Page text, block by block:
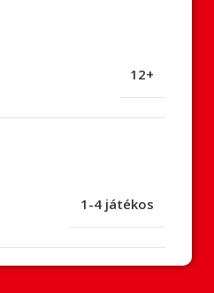
12+
1-4 játékos